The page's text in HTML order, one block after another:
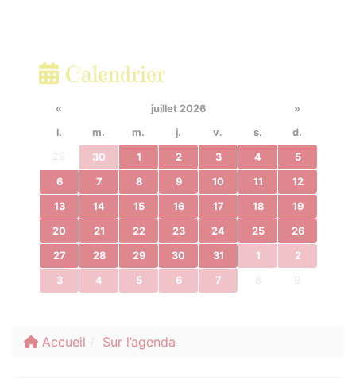
Calendrier
« juillet 2026
»
l.
m. m. j. v. s.
d.
29
30 1 2 3 4 5
6 7 8 9 10 11 12
13 14 15 16 17 18 19
20 21 22 23 24 25 26
27 28 29 30 31 1 2
3 4 5 6 7 8 9
Accueil Sur l’agenda